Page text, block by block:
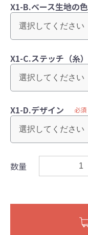
X1-B.ベース生地の色
X1-C.ステッチ（糸
X1-D.デザイン 必須
数量